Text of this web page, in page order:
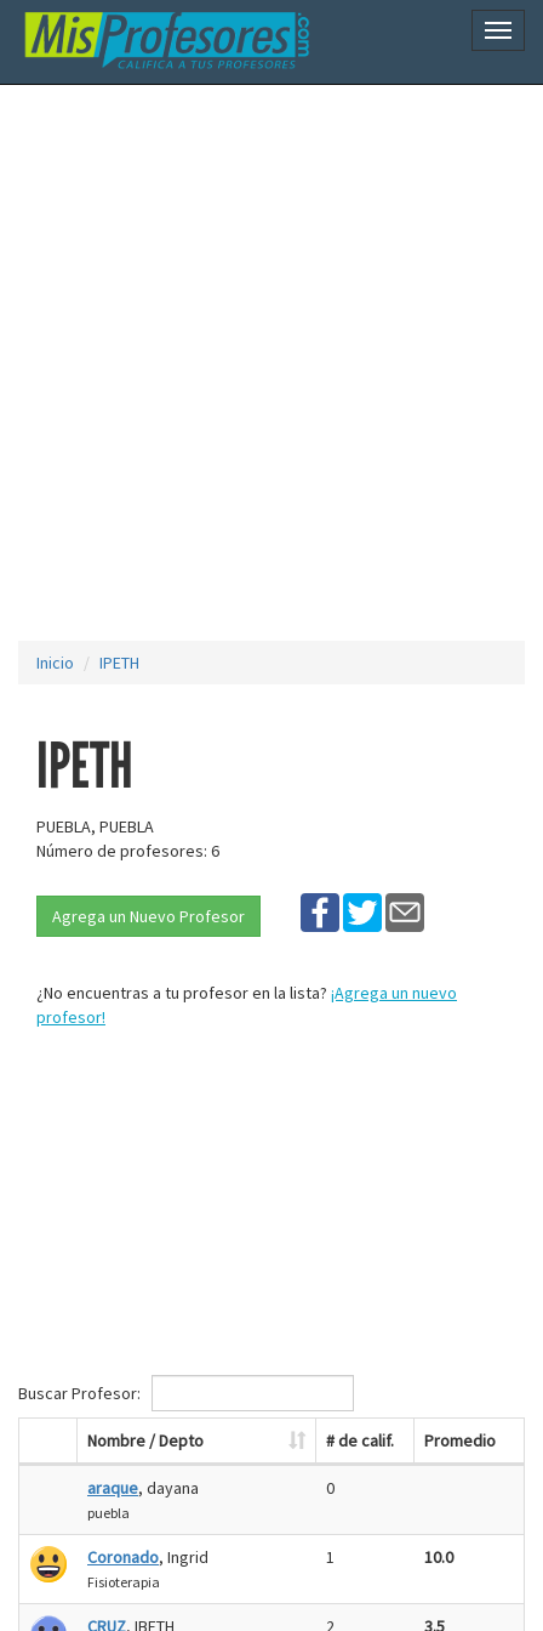
Inicio IPETH
IPETH
PUEBLA, PUEBLA
Número de profesores: 6
Agrega un Nuevo Profesor
¿No encuentras a tu profesor en la lista? ¡Agrega un nuevo
profesor!
Buscar Profesor:
Nombre / Depto # de calif. Promedio
araque, dayana
puebla
0
Coronado, Ingrid
Fisioterapia
1 10.0
CRUZ, IBETH 2 3.5